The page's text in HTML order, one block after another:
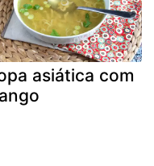
asiática com